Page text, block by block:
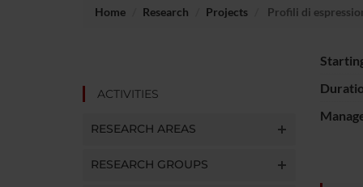
Home Research Projects Profili di
ACTIVITIES
RESEARCH AREAS
RESEARCH GROUPS